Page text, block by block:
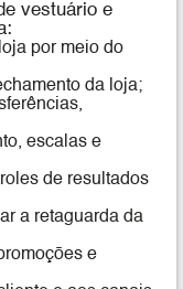
vestuário e
por meio do
da loja;
escalas e
de resultados
a retaguarda da
e